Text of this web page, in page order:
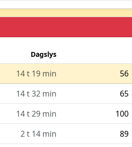
Dagslys
14 t 19 min 56
14 t 32 min 65
14 t 29 min 100
2 t 14 min 89